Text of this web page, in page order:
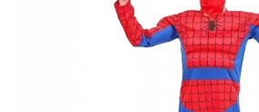
Briceaguri fluture & antrenament
Accesori camping & drumetii